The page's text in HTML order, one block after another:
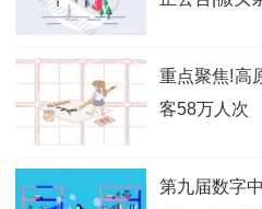
重点聚焦!高
客58万人次
第九届数字